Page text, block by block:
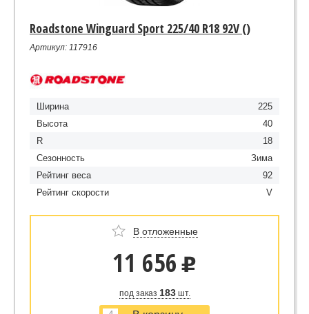
Roadstone Winguard Sport 225/40 R18 92V ()
Артикул: 117916
Ширина
225
Высота
40
R
18
Сезонность
Зима
Рейтинг веса
92
Рейтинг скорости
V
В отложенные
11 656 u
под заказ 183шт.